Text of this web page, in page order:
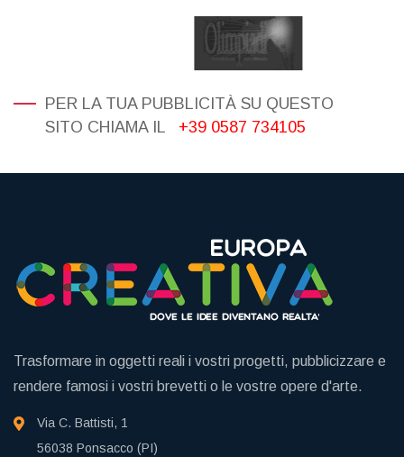
PER LA TUA PUBBLICITÀ SU QUESTO
SITO CHIAMA IL
+39 0587 734105
Trasformare in oggetti reali i vostri progetti, pubblicizzare e
rendere famosi i vostri brevetti o le vostre opere d'arte.
Via C. Battisti, 1
56038 Ponsacco (PI)